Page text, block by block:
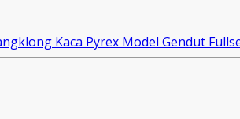
Kaca Pyrex Model Gendut